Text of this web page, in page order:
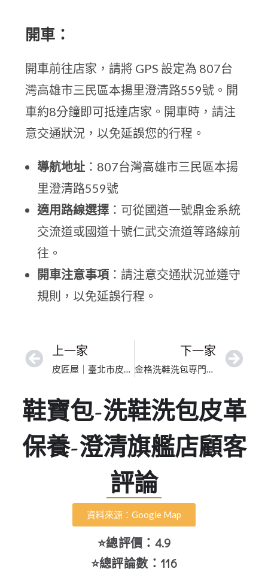
開車：
開車前往店家，請將 GPS 設定為 807台
灣高雄市三民區本揚里澄清路559號。開
車約8分鐘即可抵達店家。開車時，請注
意交通狀況，以免延誤您的行程。
導航地址 ：807台灣高雄市三民區本揚
里澄清路559號
適用路線選擇 ：可從國道一號鼎金系統
交流道或國道十號仁武交流道等路線前
往。
開車注意事項 ：請注意交通狀況並遵守
規則，以免延誤行程。
上一家
皮匠屋｜臺北市皮夾內襯更換｜專科級修復皮革與高奢包款
下一家
金格洗鞋洗包專門店-左營高鐵加盟店｜高雄｜專科除霉殺菌
鞋寶包-洗鞋洗包皮革
保養-澄清旗艦店顧客
評論
資料來源：Google Map
⭐總評價：4.9
⭐總評論數：116